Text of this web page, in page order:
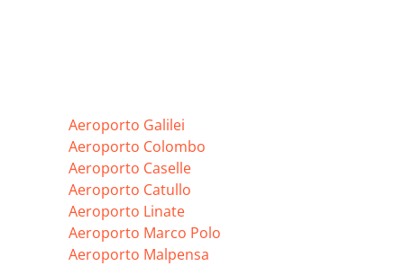
Aeroporto Galilei
Aeroporto Colombo
Aeroporto Caselle
Aeroporto Catullo
Aeroporto Linate
Aeroporto Marco Polo
Aeroporto Malpensa